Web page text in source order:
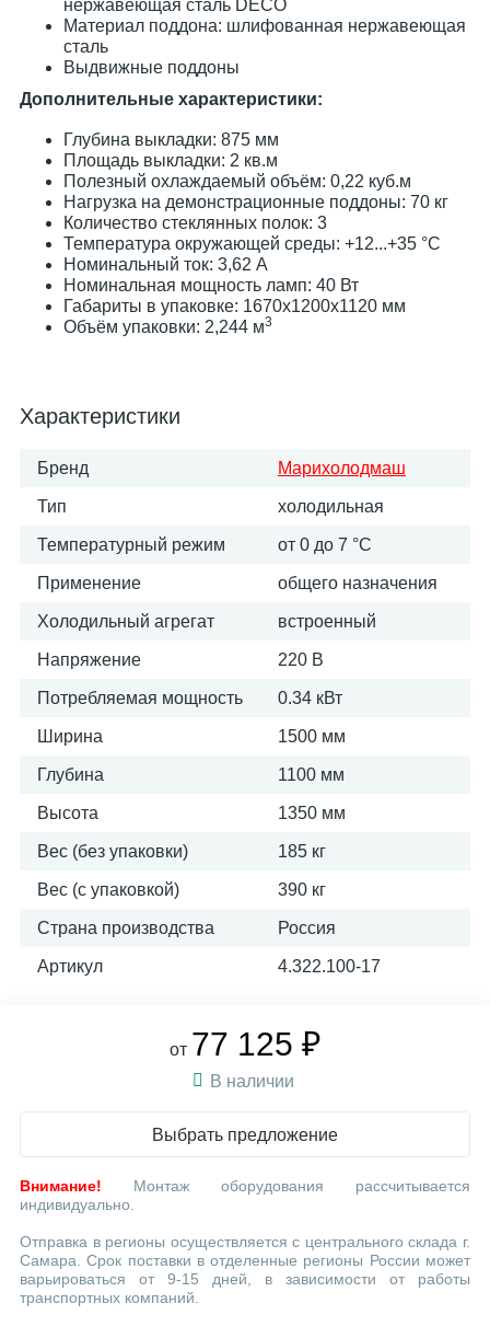
нержавеющая сталь DECO
Материал поддона: шлифованная нержавеющая
сталь
Выдвижные поддоны
Дополнительные характеристики:
Глубина выкладки: 875 мм
Площадь выкладки: 2 кв.м
Полезный охлаждаемый объём: 0,22 куб.м
Нагрузка на демонстрационные поддоны: 70 кг
Количество стеклянных полок: 3
Температура окружающей среды: +12...+35 °С
Номинальный ток: 3,62 A
Номинальная мощность ламп: 40 Вт
Габариты в упаковке: 1670х1200х1120 мм
Объём упаковки: 2,244 м3
Характеристики
Бренд Марихолодмаш
Тип холодильная
Температурный режим от 0 до 7 °C
Применение общего назначения
Холодильный агрегат встроенный
Напряжение 220 В
Потребляемая мощность 0.34 кВт
Ширина 1500 мм
Глубина 1100 мм
Высота 1350 мм
Вес (без упаковки) 185 кг
Вес (с упаковкой) 390 кг
Страна производства Россия
Артикул 4.322.100-17
от 77 125 ₽
В наличии
Выбрать предложение
Внимание! Монтаж оборудования рассчитывается
индивидуально.
Отправка в регионы осуществляется с центрального склада г.
Самара. Срок поставки в отделенные регионы России может
варьироваться от 9-15 дней, в зависимости от работы
транспортных компаний.